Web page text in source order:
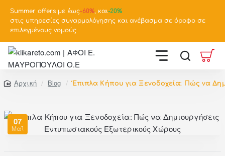
Summer offers με έως-60%, και-20%
στις υπηρεσίες συναρμολόγησης και ανέβασμα σε όροφο σε
επιλεγμένους νομούς
home
Blog Έπιπλα Κήπου για Ξενοδοχεία: Πώς να
07
Μαΐ